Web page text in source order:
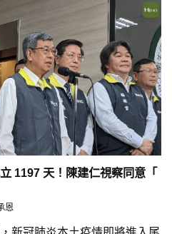
1197 天！陳建仁視察同意「
恩